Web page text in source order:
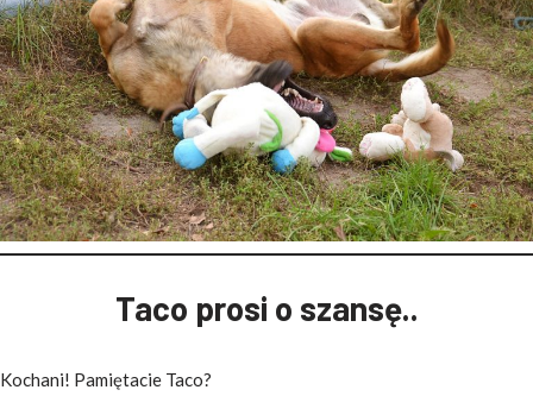
Taco prosi o szansę..
Kochani! Pamiętacie Taco?